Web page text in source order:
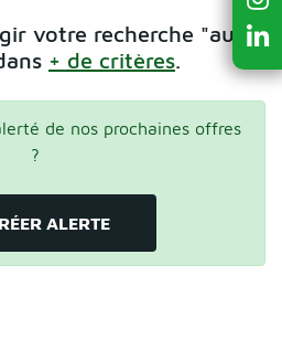
votre recherche "aux
+ de critères.
de nos prochaines offres
?
ALERTE